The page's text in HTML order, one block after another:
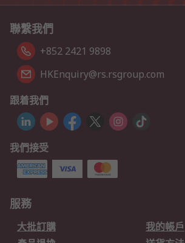
聯繫我們
+852 2421 9898
HKEnquiry@rs.rsgroup.com
跟着我們
我們接受
服務
大批訂購
我的帳戶